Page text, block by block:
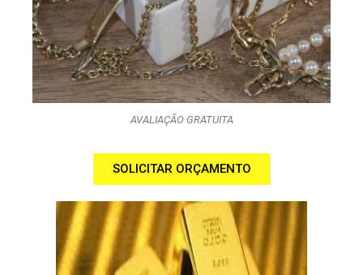
AVALIAÇÃO GRATUITA
SOLICITAR ORÇAMENTO